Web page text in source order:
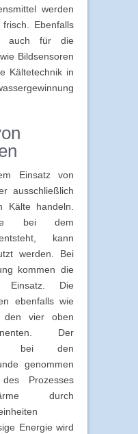
werden
Ebenfalls
auch für die
Bildsensoren
Kältetechnik in
Einsatz von
ausschließlich
Kälte handeln.
bei dem
kann
werden. Bei
kommen die
Einsatz. Die
ebenfalls wie
den vier oben
Der
bei den
genommen
Prozesses
durch
Energie wird